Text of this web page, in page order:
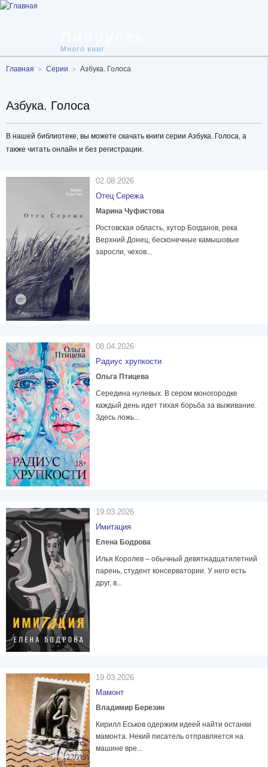
Много книг
Главная Серии Азбука. Голоса
Азбука. Голоса
В нашей библиотеке, вы можете скачать книги серии Азбука. Голоса, а
также читать онлайн и без регистрации.
02.08.2026
Отец Сережа
Марина Чуфистова
Ростовская область, хутор Богданов, река
Верхний Донец, бесконечные камышовые
заросли, чехов...
08.04.2026
Радиус хрупкости
Ольга Птицева
Середина нулевых. В сером моногородке
каждый день идет тихая борьба за выживание.
Здесь ложь...
19.03.2026
Имитация
Елена Бодрова
Илья Королев – обычный девятнадцатилетний
парень, студент консерватории. У него есть
друг, в...
19.03.2026
Мамонт
Владимир Березин
Кирилл Еськов одержим идеей найти останки
мамонта. Некий писатель отправляется на
машине вре...